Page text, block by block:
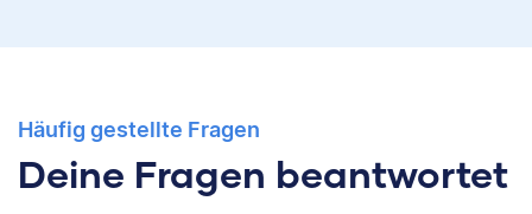
Häufig gestellte Fragen
Deine Fragen beantwortet